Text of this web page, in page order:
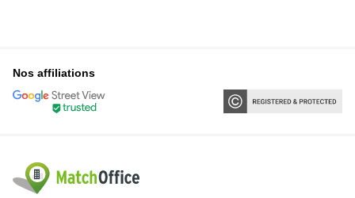
Nos affiliations